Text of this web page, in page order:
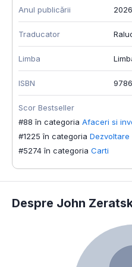
Anul publicării 2026
Traducator
Limba
ISBN
Scor Bestseller
#88 în categoria Afaceri si
#1225 în categoria
#5274 în categoria Carti
Despre John